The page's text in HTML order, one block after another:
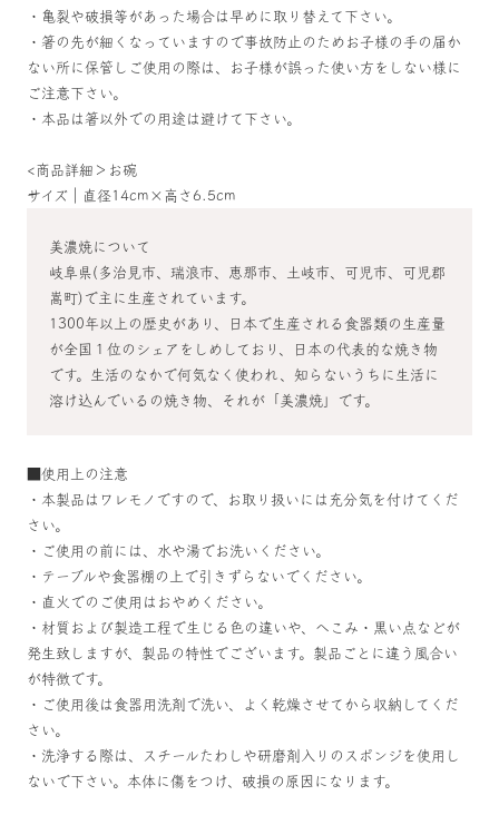
・亀裂や破損等があった場合は早めに取り替えて下さい。
・箸の先が細くなっていますので事故防止のためお子様の手の届か
ない所に保管しご使用の際は、お子様が誤った使い方をしない様に
ご注意下さい。
・本品は箸以外での用途は避けて下さい。
<商品詳細＞お碗
サイズ｜直径14cm×高さ6.5cm
美濃焼について
岐阜県(多治見市、瑞浪市、恵那市、土岐市、可児市、可児郡
嵩町)で主に生産されています。
1300年以上の歴史があり、日本で生産される食器類の生産量
が全国１位のシェアをしめしており、日本の代表的な焼き物
です。生活のなかで何気なく使われ、知らないうちに生活に
溶け込んでいるの焼き物、それが「美濃焼」です。
■使用上の注意
・本製品はワレモノですので、お取り扱いには充分気を付けてくだ
さい。
・ご使用の前には、水や湯でお洗いください。
・テーブルや食器棚の上で引きずらないでください。
・直火でのご使用はおやめください。
・材質および製造工程で生じる色の違いや、へこみ・黒い点などが
発生致しますが、製品の特性でございます。製品ごとに違う風合い
が特徴です。
・ご使用後は食器用洗剤で洗い、よく乾燥させてから収納してくだ
さい。
・洗浄する際は、スチールたわしや研磨剤入りのスポンジを使用し
ないで下さい。本体に傷をつけ、破損の原因になります。